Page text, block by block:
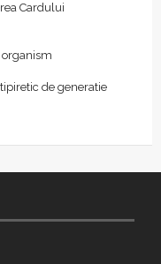
Cardului
organism
de generatie